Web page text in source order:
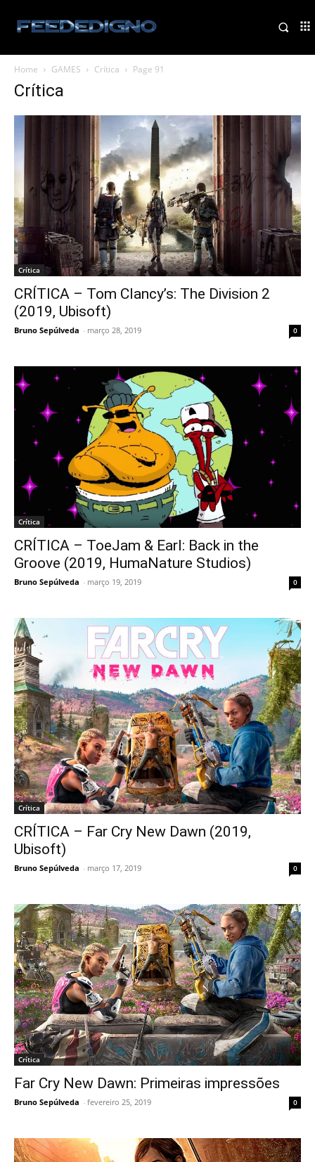
Home GAMES Crítica Page 91
Crítica
Crítica
CRÍTICA – Tom Clancy’s: The Division 2
(2019, Ubisoft)
Bruno Sepúlveda - março 28, 2019 0
Crítica
CRÍTICA – ToeJam & Earl: Back in the
Groove (2019, HumaNature Studios)
Bruno Sepúlveda - março 19, 2019 0
Crítica
CRÍTICA – Far Cry New Dawn (2019,
Ubisoft)
Bruno Sepúlveda - março 17, 2019 0
Crítica
Far Cry New Dawn: Primeiras impressões
Bruno Sepúlveda - fevereiro 25, 2019 0